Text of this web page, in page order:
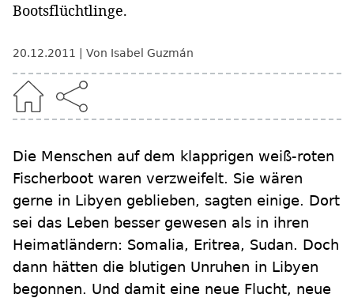
Bootsflüchtlinge.
20.12.2011 Von Isabel Guzmán
Die Menschen auf dem klapprigen weiß-roten
Fischerboot waren verzweifelt. Sie wären
gerne in Libyen geblieben, sagten einige. Dort
sei das Leben besser gewesen als in ihren
Heimatländern: Somalia, Eritrea, Sudan. Doch
dann hätten die blutigen Unruhen in Libyen
begonnen. Und damit eine neue Flucht, neue